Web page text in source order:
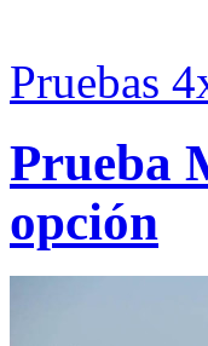
Pruebas
Prueba
opción